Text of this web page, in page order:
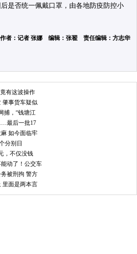
是否统一佩戴口罩，由各地防疫防控小
者：记者 张娜 编辑：张翟 责任编辑：方志华
有这波操作
肇事货车疑似
捕，“钱塘江
最后一批17
如今面临牢
分别日
，不仅没钱
动了！公交车
被刑拘 警方
里面是两本言